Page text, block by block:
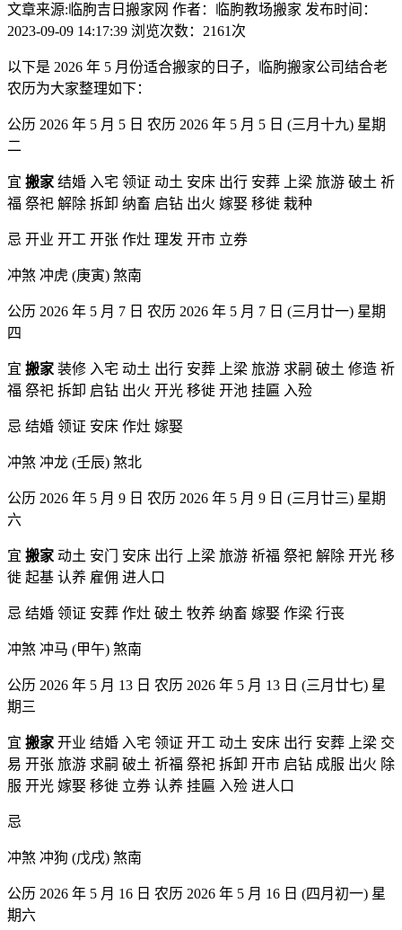
文章来源:临朐吉日搬家网 作者：临朐教场搬家 发布时间：
2023-09-09 14:17:39 浏览次数：2161次
以下是 2026 年 5 月份适合搬家的日子，临朐搬家公司结合老
农历为大家整理如下：
公历 2026 年 5 月 5 日 农历 2026 年 5 月 5 日 (三月十九) 星期
二
宜 搬家 结婚 入宅 领证 动土 安床 出行 安葬 上梁 旅游 破土 祈
福 祭祀 解除 拆卸 纳畜 启钻 出火 嫁娶 移徙 栽种
忌 开业 开工 开张 作灶 理发 开市 立券
冲煞 冲虎 (庚寅) 煞南
公历 2026 年 5 月 7 日 农历 2026 年 5 月 7 日 (三月廿一) 星期
四
宜 搬家 装修 入宅 动土 出行 安葬 上梁 旅游 求嗣 破土 修造 祈
福 祭祀 拆卸 启钻 出火 开光 移徙 开池 挂匾 入殓
忌 结婚 领证 安床 作灶 嫁娶
冲煞 冲龙 (壬辰) 煞北
公历 2026 年 5 月 9 日 农历 2026 年 5 月 9 日 (三月廿三) 星期
六
宜 搬家 动土 安门 安床 出行 上梁 旅游 祈福 祭祀 解除 开光 移
徙 起基 认养 雇佣 进人口
忌 结婚 领证 安葬 作灶 破土 牧养 纳畜 嫁娶 作梁 行丧
冲煞 冲马 (甲午) 煞南
公历 2026 年 5 月 13 日 农历 2026 年 5 月 13 日 (三月廿七) 星
期三
宜 搬家 开业 结婚 入宅 领证 开工 动土 安床 出行 安葬 上梁 交
易 开张 旅游 求嗣 破土 祈福 祭祀 拆卸 开市 启钻 成服 出火 除
服 开光 嫁娶 移徙 立券 认养 挂匾 入殓 进人口
忌
冲煞 冲狗 (戊戌) 煞南
公历 2026 年 5 月 16 日 农历 2026 年 5 月 16 日 (四月初一) 星
期六